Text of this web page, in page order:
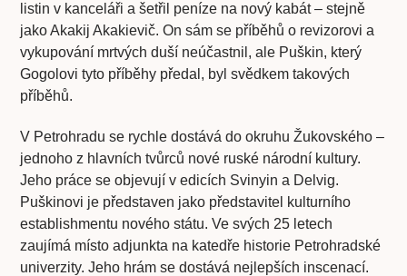
listin v kanceláři a šetřil peníze na nový kabát – stejně
jako Akakij Akakievič. On sám se příběhů o revizorovi a
vykupování mrtvých duší neúčastnil, ale Puškin, který
Gogolovi tyto příběhy předal, byl svědkem takových
příběhů.
V Petrohradu se rychle dostává do okruhu Žukovského –
jednoho z hlavních tvůrců nové ruské národní kultury.
Jeho práce se objevují v edicích Svinyin a Delvig.
Puškinovi je představen jako představitel kulturního
establishmentu nového státu. Ve svých 25 letech
zaujímá místo adjunkta na katedře historie Petrohradské
univerzity. Jeho hrám se dostává nejlepších inscenací.